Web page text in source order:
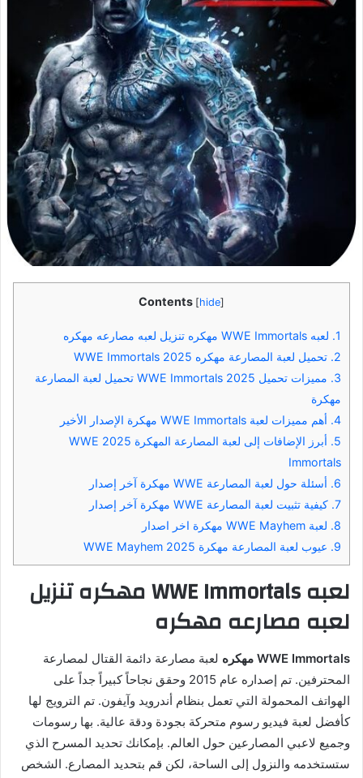
Contents [hide]
1. لعبه WWE Immortals مهكره تنزيل لعبه مصارعه مهكره
2. تحميل لعبة المصارعة مهكره 2025 WWE Immortals
3.
مميزات تحميل WWE Immortals 2025 تحميل لعبة المصارعة
مهكرة
4. أهم مميزات لعبة WWE Immortals مهكرة الإصدار الأخير
5.
أبرز الإضافات إلى لعبة المصارعة المهكرة 2025 WWE
Immortals
6. أسئلة حول لعبة المصارعة WWE مهكرة آخر إصدار
7. كيفية تثبيت لعبة المصارعة WWE مهكرة آخر إصدار
8. لعبة WWE Mayhem مهكرة اخر اصدار
9. عيوب لعبة المصارعة مهكرة WWE Mayhem 2025
لعبه WWE Immortals مهكره تنزيل
لعبه مصارعه مهكره
WWE Immortals مهكره
لعبة مصارعة دائمة القتال لمصارعة
المحترفين. تم إصداره عام 2015 وحقق نجاحاً كبيراً جداً على
الهواتف المحمولة التي تعمل بنظام أندرويد وآيفون. تم الترويج لها
كأفضل لعبة فيديو رسوم متحركة بجودة ودقة عالية. بها رسومات
وجميع لاعبي المصارعين حول العالم. بإمكانك تحديد المسرح الذي
ستستخدمه والنزول إلى الساحة، لكن قم بتحديد المصارع. الشخص